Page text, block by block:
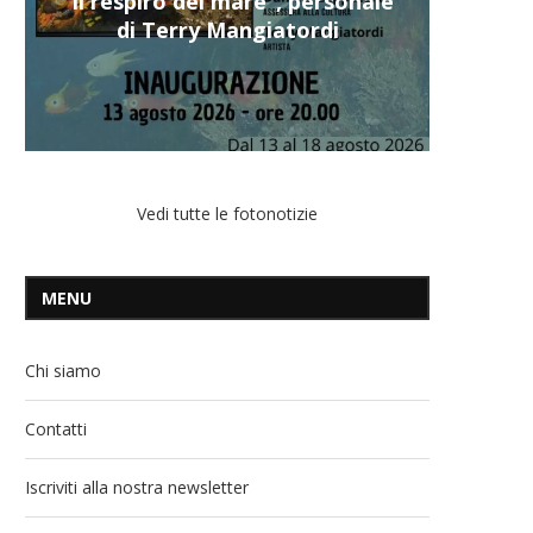
di Terry Mangiatordi
Vedi tutte le fotonotizie
MENU
Chi siamo
Contatti
Iscriviti alla nostra newsletter